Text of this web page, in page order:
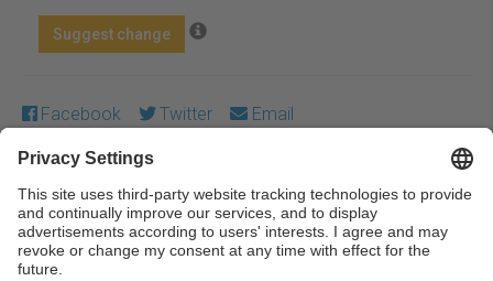
Suggest change
Facebook Twitter Email
Except where otherwise noted, content on this work is
licensed under a Creative Commons license:Attribution-
NonCommercial-NoDerivs 3.0 Spain